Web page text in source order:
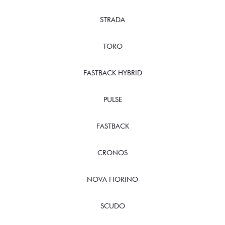
STRADA
TORO
FASTBACK HYBRID
PULSE
FASTBACK
CRONOS
NOVA FIORINO
SCUDO